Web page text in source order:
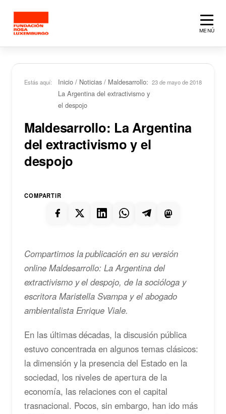
MENÚ
Estás aquí: Inicio / Noticias / Maldesarrollo:
La Argentina del extractivismo y
el despojo
23 de mayo de 2018
Maldesarrollo: La Argentina
del extractivismo y el
despojo
COMPARTIR
Compartimos la publicación en su versión
online Maldesarrollo: La Argentina del
extractivismo y el despojo, de la socióloga y
escritora Maristella Svampa y el abogado
ambientalista Enrique Viale.
En las últimas décadas, la discusión pública
estuvo concentrada en algunos temas clásicos:
la dimensión y la presencia del Estado en la
sociedad, los niveles de apertura de la
economía, las relaciones con el capital
trasnacional. Pocos, sin embargo, han ido más